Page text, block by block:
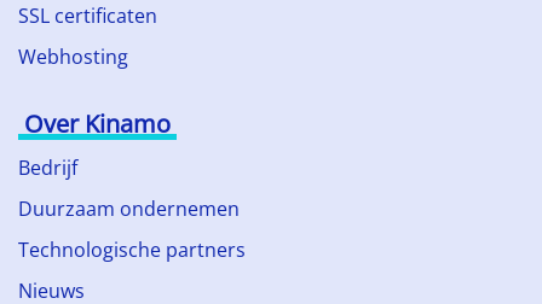
SSL certificaten
Webhosting
Over Kinamo
Bedrijf
Duurzaam ondernemen
Technologische partners
Nieuws